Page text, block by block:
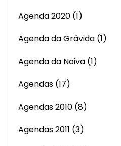
Agenda 2020 (1)
Agenda da Grávida (1)
Agenda da Noiva (1)
Agendas (17)
Agendas 2010 (8)
Agendas 2011 (3)